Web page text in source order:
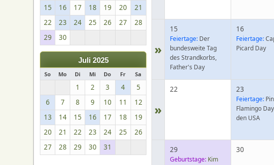
15
16 17 18 19 20
21
22
23 24 25 26 27
28
29
30
Juli 2025
So Mo Di Mi Do Fr Sa
1 2 3 4
5
6
7 8 9 10 11
12
13
14 15 16 17 18
19
20
21 22 23 24 25
26
27
28 29 30 31
»
15
Feiertage: Der
bundesweite Tag
des Strandkorbs,
Father's Day
16
Feiertage:
Picard Day
»
22 23
Feiertage:
Flamingo
den USA
29
Geburtstage: Kim
30